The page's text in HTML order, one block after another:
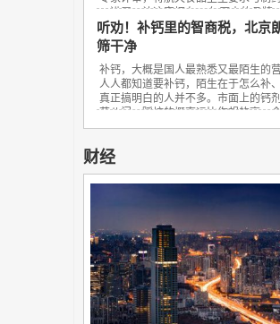
一进展，让这家拥有23年历史的品牌
听劝！补钙里的智商税，北京
筛干净
补钙，大概是国人最熟悉又最陌生的
人人都知道要补钙，陌生在于怎么补
真正搞明白的人并不多。市面上的钙
花八门，踩坑的概率远比你想的高。
财经